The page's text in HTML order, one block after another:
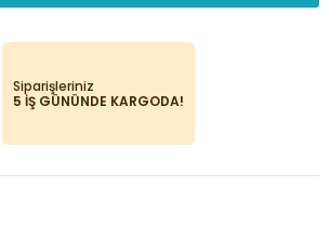
Siparişleriniz
5 İŞ GÜNÜNDE KARGODA!